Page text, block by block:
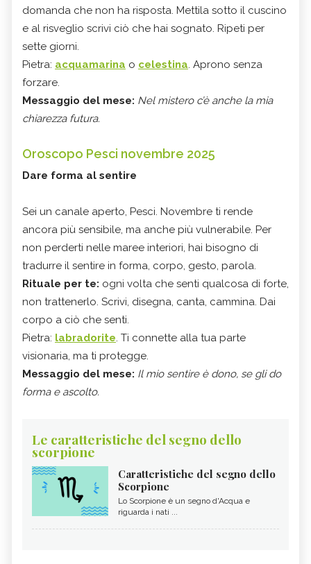
domanda che non ha risposta. Mettila sotto il cuscino
e al risveglio scrivi ciò che hai sognato. Ripeti per
sette giorni.
Pietra: acquamarina o celestina. Aprono senza
forzare.
Messaggio del mese: Nel mistero c’è anche la mia
chiarezza futura.
Oroscopo Pesci novembre 2025
Dare forma al sentire
Sei un canale aperto, Pesci. Novembre ti rende
ancora più sensibile, ma anche più vulnerabile. Per
non perderti nelle maree interiori, hai bisogno di
tradurre il sentire in forma, corpo, gesto, parola.
Rituale per te: ogni volta che senti qualcosa di forte,
non trattenerlo. Scrivi, disegna, canta, cammina. Dai
corpo a ciò che senti.
Pietra: labradorite. Ti connette alla tua parte
visionaria, ma ti protegge.
Messaggio del mese: Il mio sentire è dono, se gli do
forma e ascolto.
Le caratteristiche del segno dello
scorpione
Caratteristiche del segno dello
Scorpione
Lo Scorpione è un segno d'Acqua e
riguarda i nati ...